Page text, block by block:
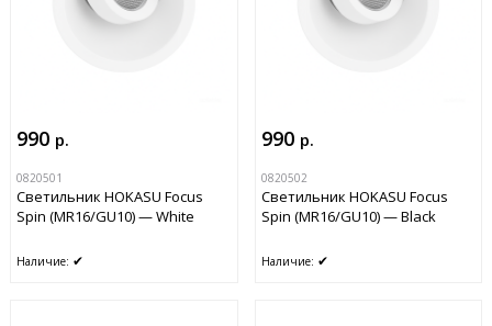
990 р.
0820501
Светильник HOKASU Focus
Spin (MR16/GU10) — White
Наличие: ✔
990 р.
0820502
Светильник HOKASU Focus
Spin (MR16/GU10) — Black
Наличие: ✔